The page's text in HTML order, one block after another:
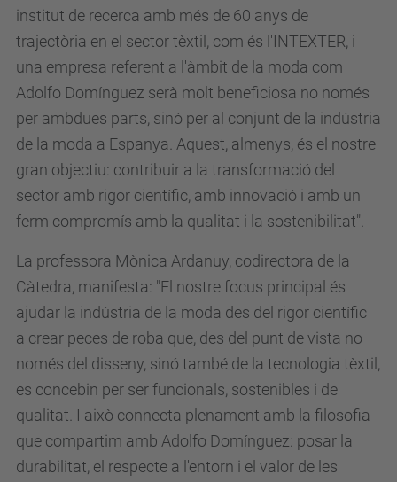
institut de recerca amb més de 60 anys de
trajectòria en el sector tèxtil, com és l'INTEXTER, i
una empresa referent a l'àmbit de la moda com
Adolfo Domínguez serà molt beneficiosa no només
per ambdues parts, sinó per al conjunt de la indústria
de la moda a Espanya. Aquest, almenys, és el nostre
gran objectiu: contribuir a la transformació del
sector amb rigor científic, amb innovació i amb un
ferm compromís amb la qualitat i la sostenibilitat".
La professora Mònica Ardanuy, codirectora de la
Càtedra, manifesta: "El nostre focus principal és
ajudar la indústria de la moda des del rigor científic
a crear peces de roba que, des del punt de vista no
només del disseny, sinó també de la tecnologia tèxtil,
es concebin per ser funcionals, sostenibles i de
qualitat. I això connecta plenament amb la filosofia
que compartim amb Adolfo Domínguez: posar la
durabilitat, el respecte a l'entorn i el valor de les